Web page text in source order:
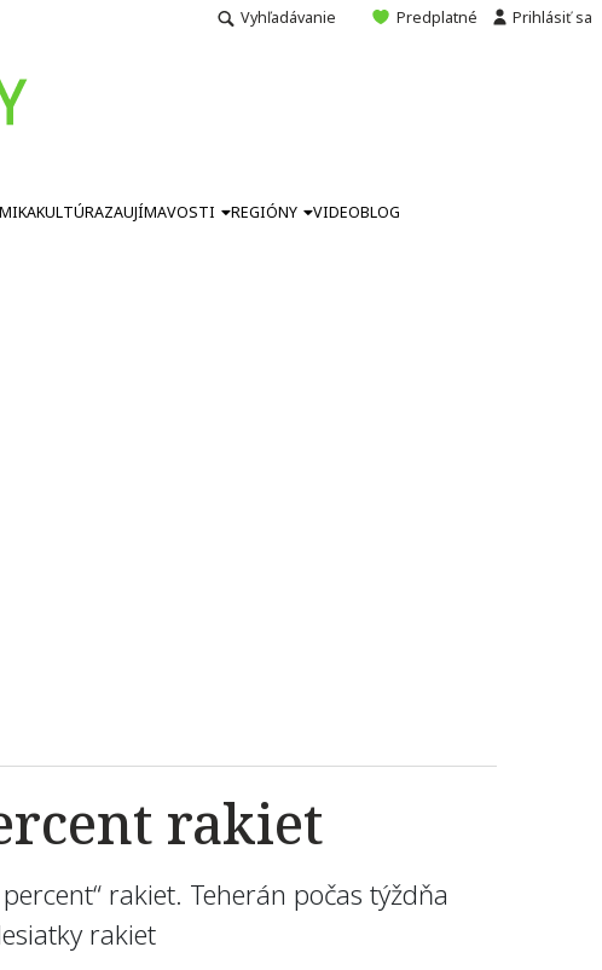
Vyhľadávanie Predplatné Prihlásiť sa
KULTÚRAZAUJÍMAVOSTI REGIÓNY VIDEOBLOG
rakiet
rakiet. Teherán počas týždňa
rakiet